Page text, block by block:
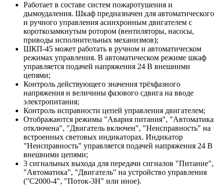
Работает в составе систем пожаротушения и
дымоудаления. Шкаф предназначен для автоматического
и ручного управления асинхронным двигателем с
короткозамкнутым ротором (вентиляторы, насосы,
приводы исполнительных механизмов);
ШКП-45 может работать в ручном и автоматическом
режимах управления. В автоматическом режиме шкаф
управляется подачей напряжения 24 В внешними
цепями;
Контроль действующего значения трёхфазного
напряжения и величины фазового сдвига на вводе
электропитания;
Контроль исправности цепей управления двигателем;
Отображаются режимы "Авария питания", "Автоматика
отключена", "Двигатель включен", "Неисправность" на
встроенных световых индикаторах. Индикатор
"Неисправность" управляется подачей напряжения 24 В
внешними цепями;
3 сигнальных выхода для передачи сигналов "Питание",
"Автоматика", "Двигатель" на устройство управления
("С2000-4", "Поток-3Н" или иное).